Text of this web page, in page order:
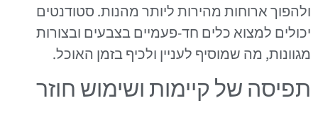
ולהפוך ארוחות מהירות ליותר מהנות. סטודנטים
יכולים למצוא כלים חד-פעמיים בצבעים ובצורות
מגוונות, מה שמוסיף לעניין ולכיף בזמן האוכל.
תפיסה של קיימות ושימוש חוזר